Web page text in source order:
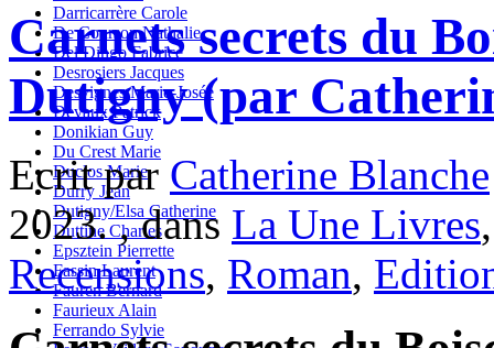
Darricarrère Carole
De Courson Nathalie
Del Dingo Fabrice
Desrosiers Jacques
Desvignes Marie-Josée
Devaux Patrick
Donikian Guy
Du Crest Marie
Duclos Marie
Durry Jean
Dutigny/Elsa Catherine
Duttine Charles
Epsztein Pierrette
Fassin Laurent
Fauren Bernard
Faurieux Alain
Ferrando Sylvie
Carnets secrets du
Dutigny (par
Ecrit par Catherine Blanche
2023. , dans La Une Livres
Recensions, Roman,